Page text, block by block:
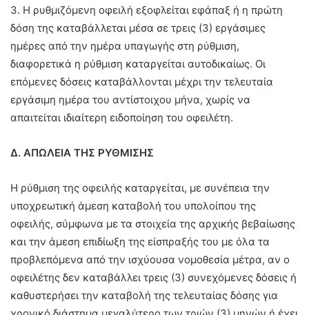
3. Η ρυθμιζόμενη οφειλή εξοφλείται εφάπαξ ή η πρώτη
δόση της καταβάλλεται μέσα σε τρεις (3) εργάσιμες
ημέρες από την ημέρα υπαγωγής στη ρύθμιση,
διαφορετικά η ρύθμιση καταργείται αυτοδικαίως. Οι
επόμενες δόσεις καταβάλλονται μέχρι την τελευταία
εργάσιμη ημέρα του αντίστοιχου μήνα, χωρίς να
απαιτείται ιδιαίτερη ειδοποίηση του οφειλέτη.
Δ. ΑΠΩΛΕΙΑ ΤΗΣ ΡΥΘΜΙΣΗΣ
Η ρύθμιση της οφειλής καταργείται, με συνέπεια την
υποχρεωτική άμεση καταβολή του υπολοίπου της
οφειλής, σύμφωνα με τα στοιχεία της αρχικής βεβαίωσης
και την άμεση επιδίωξη της είσπραξής του με όλα τα
προβλεπόμενα από την ισχύουσα νομοθεσία μέτρα, αν ο
οφειλέτης δεν καταβάλλει τρεις (3) συνεχόμενες δόσεις ή
καθυστερήσει την καταβολή της τελευταίας δόσης για